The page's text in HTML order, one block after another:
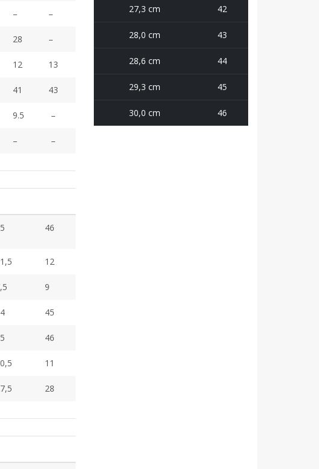
– –
28 –
12 13
41 43
9.5 –
– –
46
12
9
45
46
11
28
27,3 cm 42
28,0 cm 43
28,6 cm 44
29,3 cm 45
30,0 cm 46